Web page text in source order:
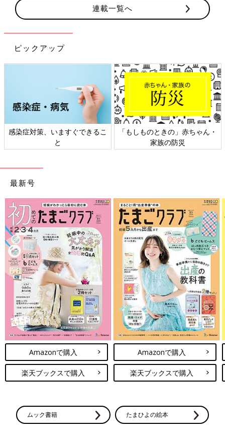
連載一覧へ
ピックアップ
対策、いますぐできるこ
「もしものときの」赤ちゃん・
家族の防災
日本
最新号
Amazonで購入
楽天ブックスで購入
Amazonで購入
楽天ブックスで購入
ムック書籍 たまひよの絵本